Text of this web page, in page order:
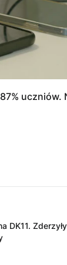
uczniów.
DK11.